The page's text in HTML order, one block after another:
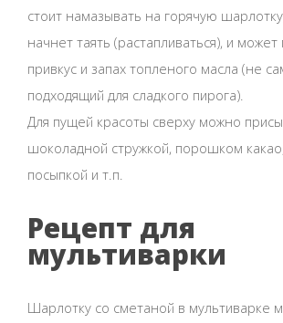
стоит намазывать на горячую
начнет таять (растапливаться), и может
привкус и запах топленого масла (не
подходящий для сладкого пирога).
Для пущей красоты сверху можно
шоколадной стружкой, порошком
посыпкой и т.п.
Рецепт для
мультиварки
Шарлотку со сметаной в мультиварке